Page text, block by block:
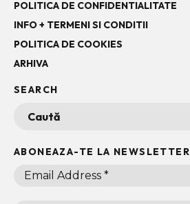
POLITICA DE CONFIDENTIALITATE
INFO + TERMENI SI CONDITII
POLITICA DE COOKIES
ARHIVA
SEARCH
ABONEAZA-TE LA NEWSLETTER